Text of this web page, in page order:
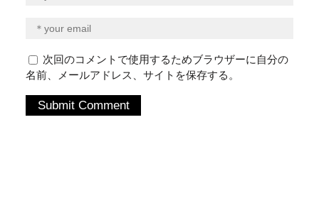
次回のコメントで使用するためブラウザーに自分の
名前、メールアドレス、サイトを保存する。